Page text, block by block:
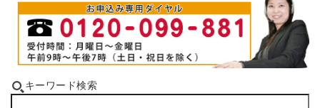
キーワード検索